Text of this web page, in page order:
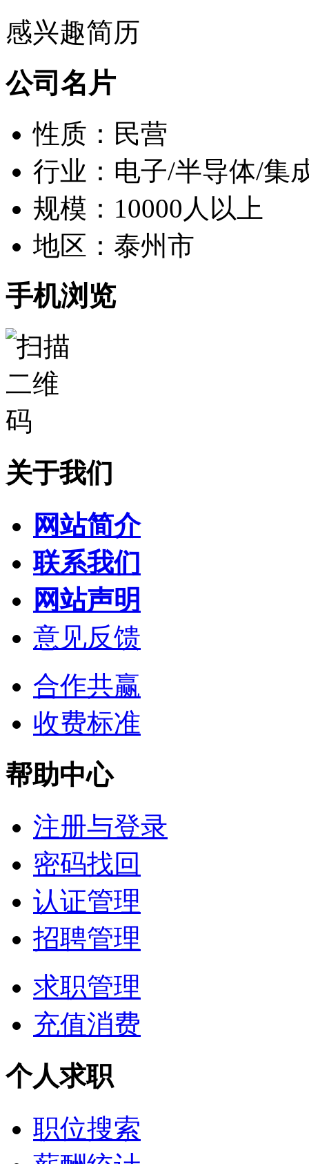
感兴趣简历
公司名片
性质：民营
行业：电子/半导体/集
规模：10000人以上
地区：泰州市
手机浏览
关于我们
网站简介
联系我们
网站声明
意见反馈
合作共赢
收费标准
帮助中心
注册与登录
密码找回
认证管理
招聘管理
求职管理
充值消费
个人求职
职位搜索